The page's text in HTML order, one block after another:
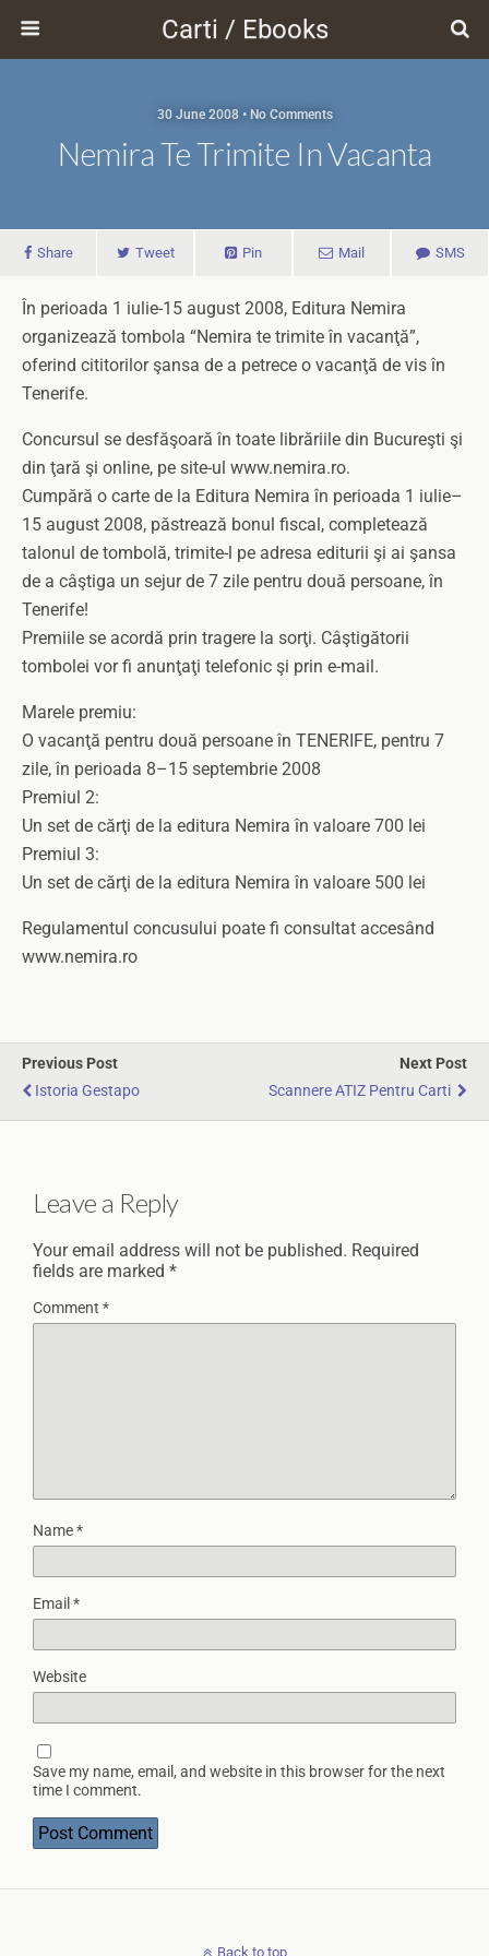
Carti / Ebooks
30 June 2008 • No Comments
Nemira Te Trimite In Vacanta
Share Tweet Pin Mail SMS
În perioada 1 iulie-15 august 2008, Editura Nemira
organizează tombola “Nemira te trimite în vacanţă”,
oferind cititorilor şansa de a petrece o vacanţă de vis în
Tenerife.
Concursul se desfăşoară în toate librăriile din Bucureşti şi
din ţară şi online, pe site-ul www.nemira.ro.
Cumpără o carte de la Editura Nemira în perioada 1 iulie–
15 august 2008, păstrează bonul fiscal, completează
talonul de tombolă, trimite-l pe adresa editurii şi ai şansa
de a câştiga un sejur de 7 zile pentru două persoane, în
Tenerife!
Premiile se acordă prin tragere la sorţi. Câştigătorii
tombolei vor fi anunţaţi telefonic şi prin e-mail.
Marele premiu:
O vacanţă pentru două persoane în TENERIFE, pentru 7
zile, în perioada 8–15 septembrie 2008
Premiul 2:
Un set de cărţi de la editura Nemira în valoare 700 lei
Premiul 3:
Un set de cărţi de la editura Nemira în valoare 500 lei
Regulamentul concusului poate fi consultat accesând
www.nemira.ro
Previous Post
Istoria Gestapo
Next Post
Scannere ATIZ Pentru Carti
Leave a Reply
Your email address will not be published. Required
fields are marked *
Comment *
Name*
Email *
Website
Save my name, email, and website in this browser for the next
time I comment.
Back to top